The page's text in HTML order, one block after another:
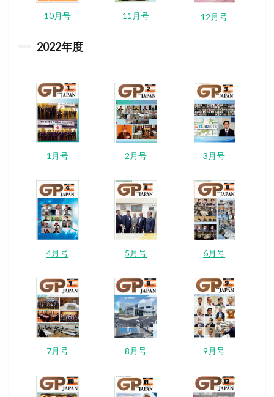
10月号 11月号 12月号
2022年度
1月号 2月号 3月号
4月号 5月号 6月号
7月号 8月号 9月号